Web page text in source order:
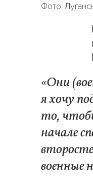
Фото:
«Они
я хочу
то,
начале
военные